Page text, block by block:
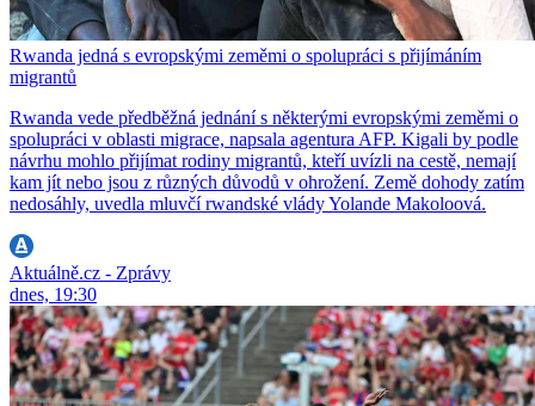
Rwanda jedná s evropskými zeměmi o spolupráci s přijímáním
migrantů
Rwanda vede předběžná jednání s některými evropskými zeměmi o
spolupráci v oblasti migrace, napsala agentura AFP. Kigali by podle
návrhu mohlo přijímat rodiny migrantů, kteří uvízli na cestě, nemají
kam jít nebo jsou z různých důvodů v ohrožení. Země dohody zatím
nedosáhly, uvedla mluvčí rwandské vlády Yolande Makoloová.
Aktuálně.cz - Zprávy
dnes, 19:30